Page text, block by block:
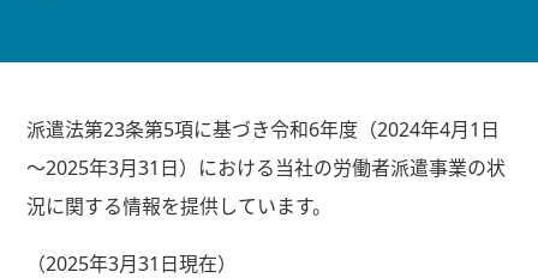
派遣法第23条第5項に基づき令和6年度（2024年4月1日
～2025年3月31日）における当社の労働者派遣事業の状
況に関する情報を提供しています。
（2025年3月31日現在）